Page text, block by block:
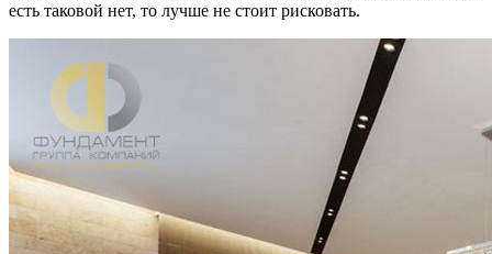
есть таковой нет, то лучше не стоит рисковать.